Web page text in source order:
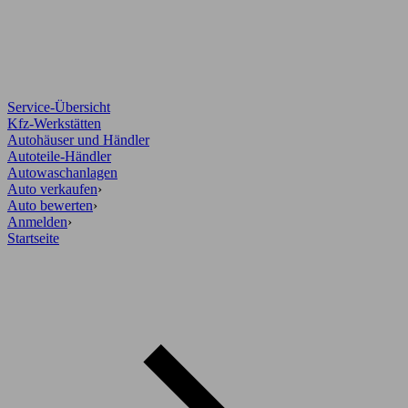
Service-Übersicht
Kfz-Werkstätten
Autohäuser und Händler
Autoteile-Händler
Autowaschanlagen
Auto verkaufen›
Auto bewerten›
Anmelden›
Startseite